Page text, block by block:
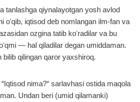
tanlashga qiynalayotgan yosh avlod
oʻqib, iqtisod deb nomlangan ilm-fan va
ozgina tatib koʻradilar va bu
— hal qiladilar degan umiddaman.
bilib qilingan qaror yaxshiroq.
nima?“ sarlavhasi ostida maqola
Undan beri (umid qilamanki)